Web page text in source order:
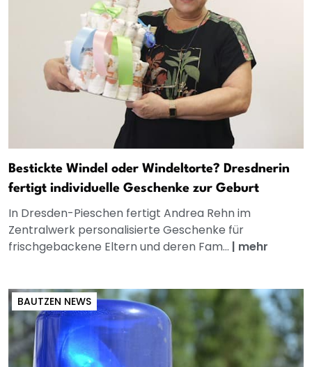
Bestickte Windel oder Windeltorte? Dresdnerin
fertigt individuelle Geschenke zur Geburt
In Dresden-Pieschen fertigt Andrea Rehn im
Zentralwerk personalisierte Geschenke für
frischgebackene Eltern und deren Fam... | mehr
BAUTZEN NEWS